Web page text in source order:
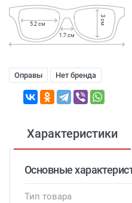
1.7 см
5.2 см 3 см
Оправы Нет бренда
Характеристики
Основные
Тип товара